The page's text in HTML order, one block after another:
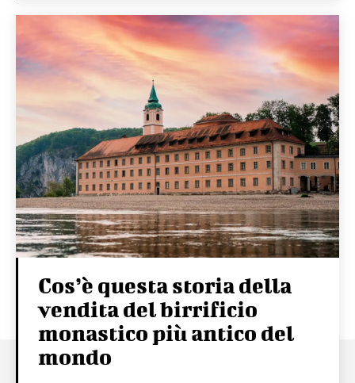
Cos’è questa storia della
vendita del birrificio
monastico più antico del
mondo